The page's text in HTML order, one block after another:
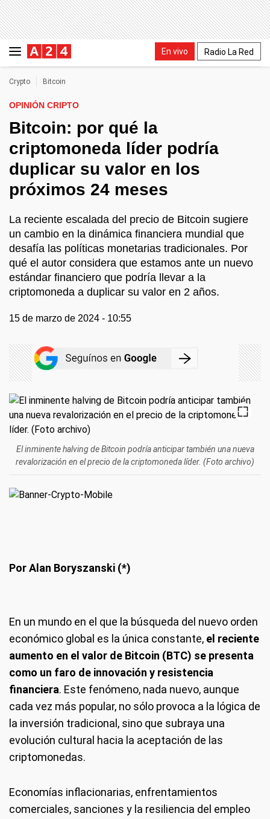
En vivo Radio La Red
Crypto Bitcoin
OPINIÓN CRIPTO
Bitcoin: por qué la
criptomoneda líder podría
duplicar su valor en los
próximos 24 meses
La reciente escalada del precio de Bitcoin sugiere
un cambio en la dinámica financiera mundial que
desafía las políticas monetarias tradicionales. Por
qué el autor considera que estamos ante un nuevo
estándar financiero que podría llevar a la
criptomoneda a duplicar su valor en 2 años.
15 de marzo de 2024 - 10:55
El inminente halving de Bitcoin podría anticipar también una nueva
revalorización en el precio de la criptomoneda líder. (Foto archivo)
Por Alan Boryszanski (*)
En un mundo en el que la búsqueda del nuevo orden
económico global es la única constante, el reciente
aumento en el valor de Bitcoin (BTC) se presenta
como un faro de innovación y resistencia
financiera. Este fenómeno, nada nuevo, aunque
cada vez más popular, no sólo provoca a la lógica de
la inversión tradicional, sino que subraya una
evolución cultural hacia la aceptación de las
criptomonedas.
Economías inflacionarias, enfrentamientos
comerciales, sanciones y la resiliencia del empleo